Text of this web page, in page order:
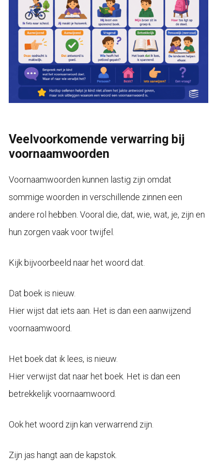
Veelvoorkomende verwarring bij
voornaamwoorden
Voornaamwoorden kunnen lastig zijn omdat
sommige woorden in verschillende zinnen een
andere rol hebben. Vooral die, dat, wie, wat, je, zijn en
hun zorgen vaak voor twijfel.
Kijk bijvoorbeeld naar het woord dat.
Dat boek is nieuw.
Hier wijst dat iets aan. Het is dan een aanwijzend
voornaamwoord.
Het boek dat ik lees, is nieuw.
Hier verwijst dat naar het boek. Het is dan een
betrekkelijk voornaamwoord.
Ook het woord zijn kan verwarrend zijn.
Zijn jas hangt aan de kapstok.